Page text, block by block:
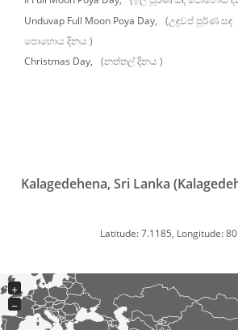
Unduvap Full Moon Poya Day,
(උඳුවප් පූර්ණ සඳ
පොහොය දිනය )
Christmas Day, (නත්තල් දිනය )
Kalagedehena, Sri Lanka
Latitude: 7.1185, Longitude:
+
−